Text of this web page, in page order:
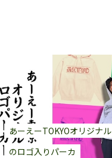
あーえーTOKYOオリジナル
のロゴ入りパーカ